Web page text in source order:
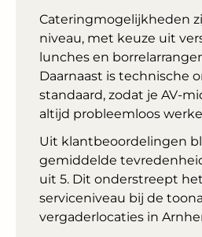
Cateringmogelijkheden
niveau, met keuze uit
lunches en
Daarnaast is technische
standaard, zodat je AV-
altijd probleemloos
Uit klantbeoordelingen
gemiddelde
uit 5. Dit onderstreept
serviceniveau bij de
vergaderlocaties in